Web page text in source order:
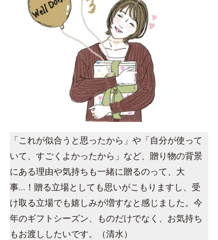
「これが似合うと思ったから」や「自分が使って
いて、すごくよかったから」など、贈り物の背景
にある理由や気持ちも一緒に贈るのって、大
事…！贈る立場としても思いがこもりますし、受
け取る立場でも嬉しみが増すなと感じました。今
年のギフトシーズン、ものだけでなく、お気持ち
もお渡ししたいです。（清水）